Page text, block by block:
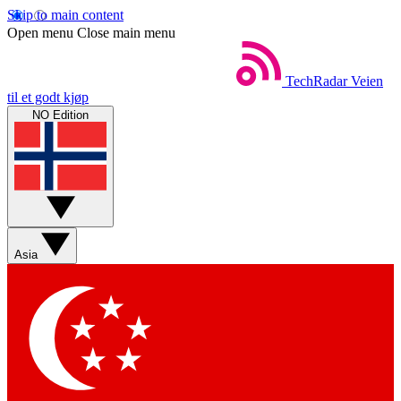
Skip to main content
Open menu Close main menu
TechRadar Veien
til et godt kjøp
NO Edition
Asia